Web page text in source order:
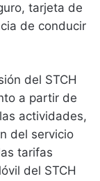
tarjeta de
de conducir
del STCH
a partir de
actividades,
del servicio
tarifas
del STCH